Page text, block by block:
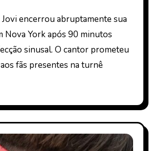
Nova York após 90 minutos
sinusal. O cantor prometeu
fãs presentes na turnê